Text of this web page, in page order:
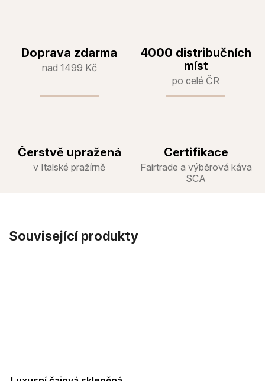
Doprava zdarma
nad 1499 Kč
4000 distribučních
míst
po celé ČR
Čerstvě upražená
v Italské pražírně
Certifikace
Fairtrade a výběrová káva
SCA
Související produkty